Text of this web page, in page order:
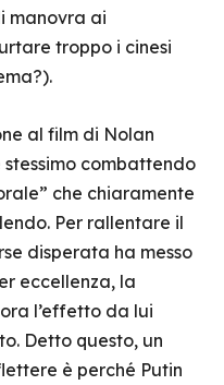
manovra ai
troppo i cinesi
al film di Nolan
stessimo combattendo
che chiaramente
Per rallentare il
disperata ha messo
eccellenza, la
l’effetto da lui
Detto questo, un
è perché Putin